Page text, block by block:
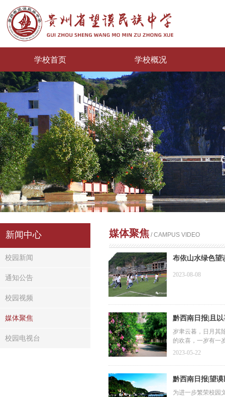
学校首页 学校概况
新闻中心 媒体聚焦 / CAMPUS VIDEO
布依山水绿色望
学开展支教夏令
2023-08-08
黔西南日报|且
岁聿云暮，日月其
的欢喜，一岁有一
2023-05-22
黔西南日报​|望
为进一步繁荣校园
校园新闻
通知公告
校园视频
媒体聚焦
校园电视台